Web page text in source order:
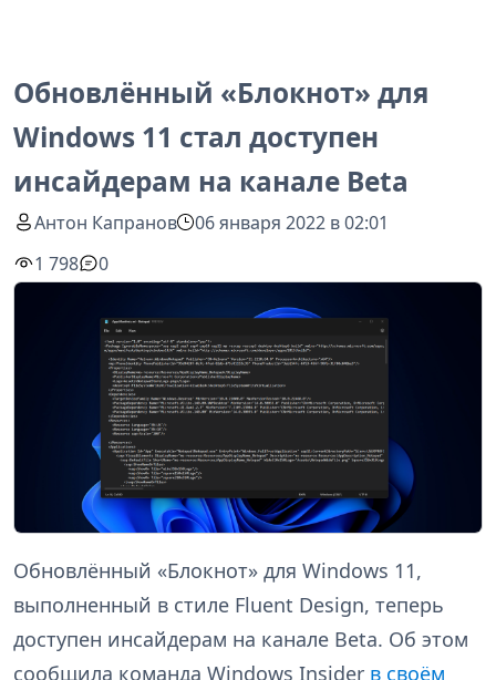
Обновлённый «Блокнот» для
Windows 11 стал доступен
инсайдерам на канале Beta
Антон Капранов
06 января 2022 в 02:01
1 798
0
Обновлённый «Блокнот» для Windows 11,
выполненный в стиле Fluent Design, теперь
доступен инсайдерам на канале Beta. Об этом
сообщила команда Windows Insider в своём